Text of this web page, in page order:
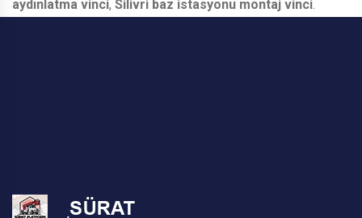
aydınlatma vinci, Silivri baz istasyonu montaj vinci.